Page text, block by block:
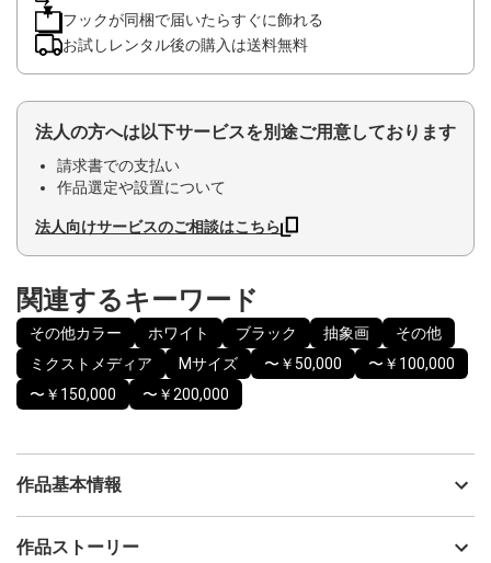
フックが同梱で届いたらすぐに飾れる
お試しレンタル後の購入は送料無料
法人の方へは以下サービスを別途ご用意しております
請求書での支払い
作品選定や設置について
法人向けサービスのご相談はこちら
関連するキーワード
その他カラー ホワイト ブラック 抽象画
その他
ミクストメディア
Mサイズ 〜￥50,000
〜￥100,000
〜￥150,000
〜￥200,000
作品基本情報
出品者
作品ストーリー